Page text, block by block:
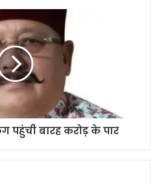
पहुंची बारह करोड़ के पार